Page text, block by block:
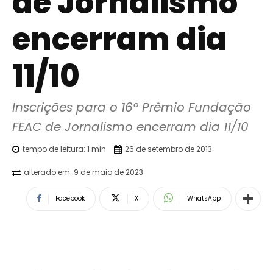
encerram dia
11/10
Inscrições para o 16º Prêmio Fundação
FEAC de Jornalismo encerram dia 11/10
tempo de leitura: 1 min. 26 de setembro de 2013
alterado em: 9 de maio de 2023
Facebook X WhatsApp